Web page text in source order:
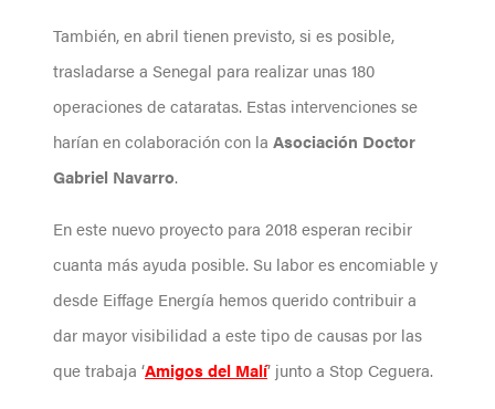
También, en abril tienen previsto, si es posible,
trasladarse a Senegal para realizar unas 180
operaciones de cataratas. Estas intervenciones se
harían en colaboración con la Asociación Doctor
Gabriel Navarro.
En este nuevo proyecto para 2018 esperan recibir
cuanta más ayuda posible. Su labor es encomiable y
desde Eiffage Energía hemos querido contribuir a
dar mayor visibilidad a este tipo de causas por las
que trabaja ‘Amigos del Malí’ junto a Stop Ceguera.